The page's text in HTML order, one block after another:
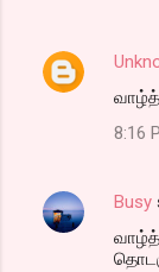
8:16
Busy